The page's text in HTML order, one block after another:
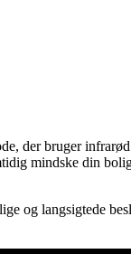
der bruger
mindske din
og langsigtede